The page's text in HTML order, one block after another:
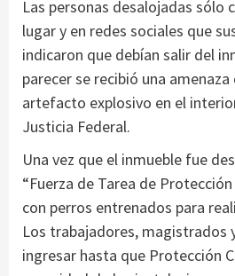
Las personas desalojadas sólo
lugar y en redes sociales que
indicaron que debían salir del
parecer se recibió una amenaza
artefacto explosivo en el
Justicia Federal.
Una vez que el inmueble fue
“Fuerza de Tarea de
con perros entrenados para
Los trabajadores, magistrados
ingresar hasta que Protección